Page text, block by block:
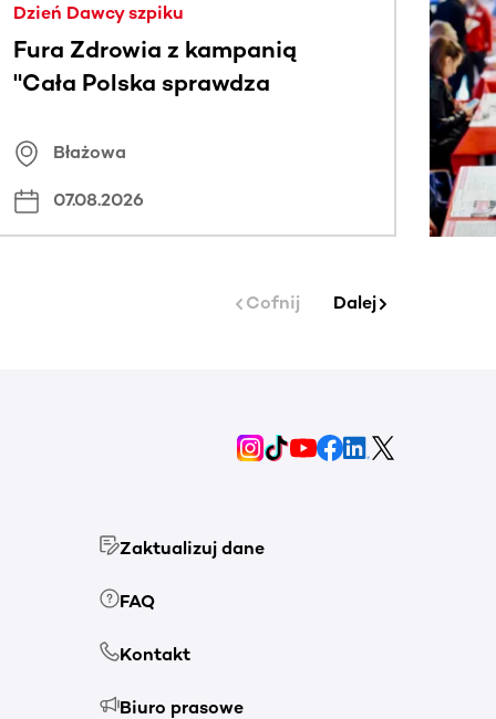
Dzień Dawcy szpiku
Fura Zdrowia z kampanią
"Cała Polska sprawdza
Błażowa
07.08.2026
Cofnij Dalej
Zaktualizuj dane
FAQ
Kontakt
Biuro prasowe